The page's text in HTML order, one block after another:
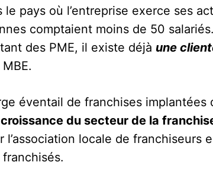
le pays où l’entreprise exerce ses
comptaient moins de 50
des PME, il existe déjà une
éventail de franchises implantées
du secteur de la
l’association locale de franchiseurs